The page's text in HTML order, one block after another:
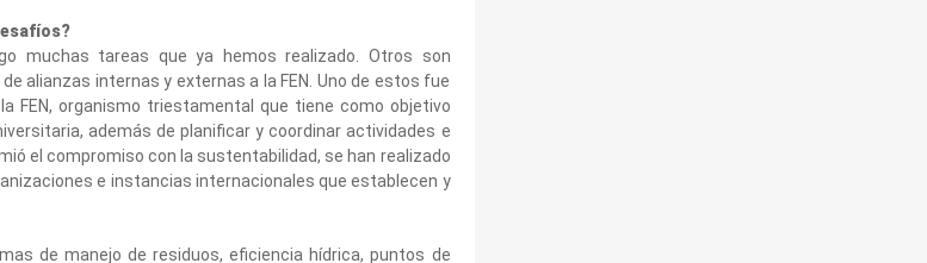
muchas tareas que ya hemos realizado. Otros son
alianzas internas y externas a la FEN. Uno de estos fue
FEN, organismo triestamental que tiene como objetivo
además de planificar y coordinar actividades e
el compromiso con la sustentabilidad, se han realizado
e instancias internacionales que establecen y
de manejo de residuos, eficiencia hídrica, puntos de